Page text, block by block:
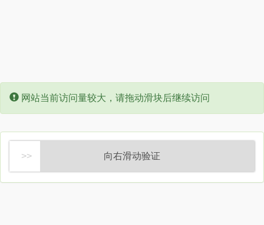
Error:
网站当前访问量较大，请拖动滑块后继续访问
向右滑动验证